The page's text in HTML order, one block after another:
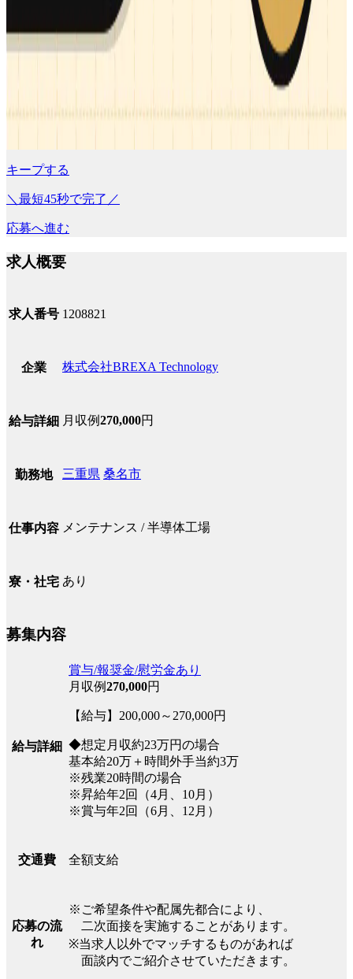
キープする
＼最短45秒で完了／
応募へ進む
求人概要
求人番号 1208821
企業 株式会社BREXA Technology
給与詳細 月収例270,000円
勤務地 三重県 桑名市
仕事内容 メンテナンス / 半導体工場
寮・社宅 あり
募集内容
給与詳細
賞与/報奨金/慰労金あり
月収例270,000円
【給与】200,000～270,000円
◆想定月収約23万円の場合
基本給20万＋時間外手当約3万
※残業20時間の場合
※昇給年2回（4月、10月）
※賞与年2回（6月、12月）
交通費 全額支給
応募の流
れ
※ご希望条件や配属先都合により、
二次面接を実施することがあります。
※当求人以外でマッチするものがあれば
面談内でご紹介させていただきます。